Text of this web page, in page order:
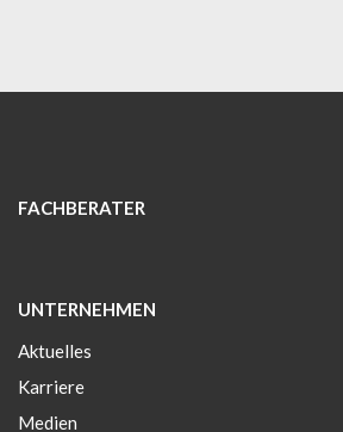
FACHBERATER
UNTERNEHMEN
Aktuelles
Karriere
Medien